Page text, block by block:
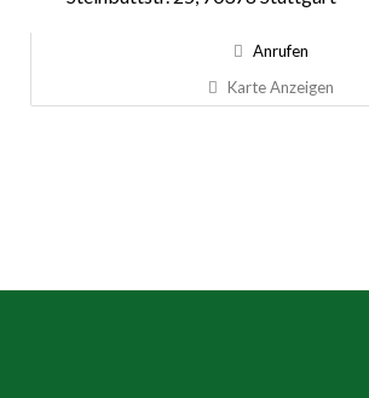
Anrufen
Karte Anzeigen